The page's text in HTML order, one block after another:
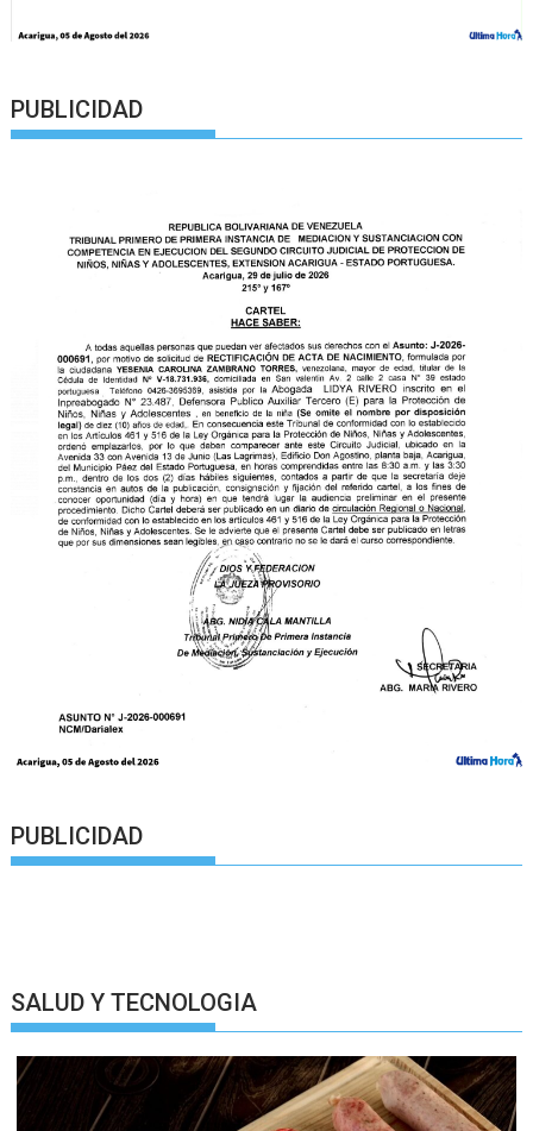
PUBLICIDAD
PUBLICIDAD
SALUD Y TECNOLOGIA